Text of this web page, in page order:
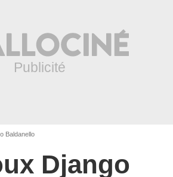
Baldanello
Django